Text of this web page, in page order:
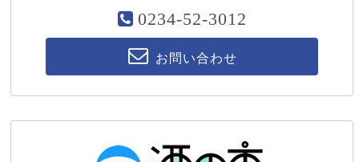
0234-52-3012
お問い合わせ